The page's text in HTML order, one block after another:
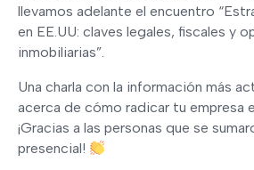
llevamos adelante el encuentro
en EE.UU: claves legales, fiscales y
inmobiliarias”.
Una charla con la información más
acerca de cómo radicar tu empresa
¡Gracias a las personas que se
presencial!